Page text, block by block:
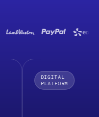
DIGITAL
PLATFORM
Prism
per